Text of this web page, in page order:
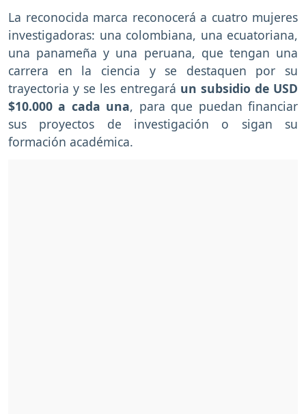
La reconocida marca reconocerá a cuatro mujeres
investigadoras: una colombiana, una ecuatoriana,
una panameña y una peruana, que tengan una
carrera en la ciencia y se destaquen por su
trayectoria y se les entregará un subsidio de USD
$10.000 a cada una, para que puedan financiar
sus proyectos de investigación o sigan su
formación académica.